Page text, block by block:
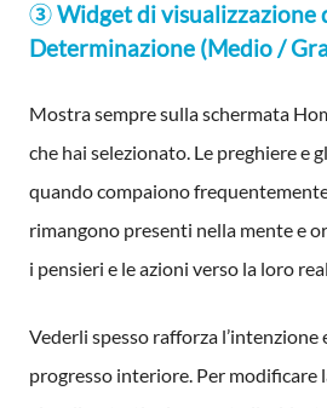
③ Widget di visualizzazione
Determinazione (Medio /
Mostra sempre sulla schermata
che hai selezionato. Le preghiere
quando compaiono
rimangono presenti nella mente e
i pensieri e le azioni verso la loro
Vederli spesso rafforza l’intenzione
progresso interiore. Per modificare